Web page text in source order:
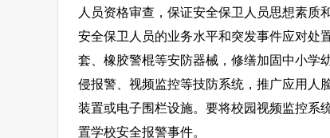
人员资格审查，保证安全保卫人员思想素质
安全保卫人员的业务水平和突发事件应对处
套、橡胶警棍等安防器械，修缮加固中小学
侵报警、视频监控等技防系统，推广应用人
装置或电子围栏设施。要将校园视频监控系
置学校安全报警事件。